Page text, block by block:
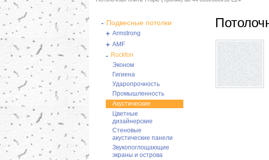
- Подвесные потолки
+ Armstrong
+ AMF
- Rockfon
Эконом
Гигиена
Ударопрочность
Промышленность
Акустические
Цветные
дизайнерские
Стеновые
акустические панели
Звукопоглощающие
экраны и острова